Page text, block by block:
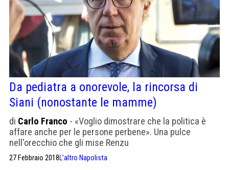
Da pediatra a onorevole, la rincorsa di
Siani (nonostante le mamme)
di Carlo Franco - «Voglio dimostrare che la politica è
affare anche per le persone perbene». Una pulce
nell'orecchio che gli mise Renzu
27 Febbraio 2018L’altro Napolista